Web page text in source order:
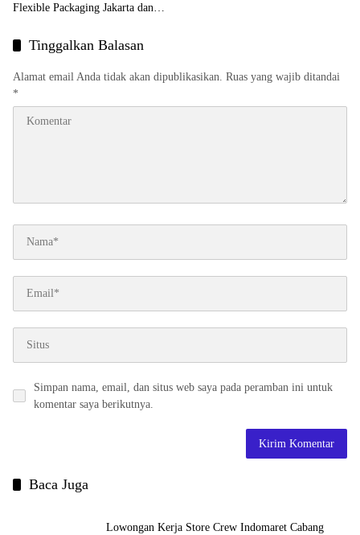
Flexible Packaging Jakarta dan
Tinggalkan Balasan
Alamat email Anda tidak akan dipublikasikan. Ruas yang wajib ditandai
*
Simpan nama, email, dan situs web saya pada peramban ini untuk
komentar saya berikutnya.
Baca Juga
Lowongan Kerja Store Crew Indomaret Cabang